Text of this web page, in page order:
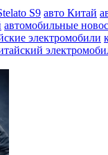
S9 авто Китай
автомобильные
электромобили